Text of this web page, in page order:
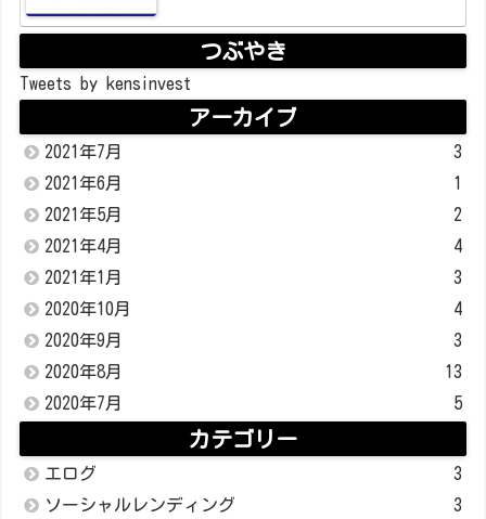
つぶやき
Tweets by kensinvest
アーカイブ
2021年7月
3
2021年6月
1
2021年5月
2
2021年4月
4
2021年1月
3
2020年10月
4
2020年9月
3
2020年8月
13
2020年7月
5
カテゴリー
エログ
3
ソーシャルレンディング
3